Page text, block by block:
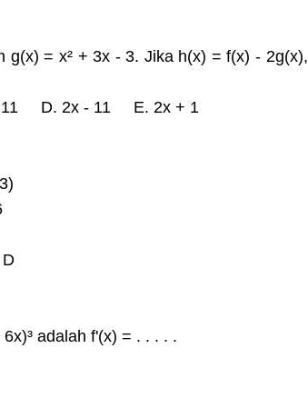
g(x) = x² + 3x - 3. Jika h(x) = f(x) - 2g(x),
D. 2x - 11 E. 2x + 1
adalah f'(x) = . . . . .